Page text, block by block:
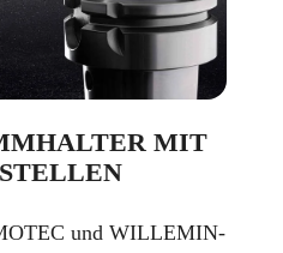
MIT
und WILLEMIN-